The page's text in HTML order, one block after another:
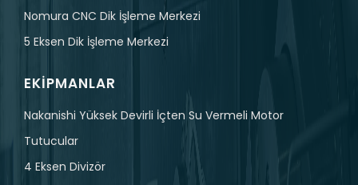
Nomura CNC Dik İşleme Merkezi
5 Eksen Dik İşleme Merkezi
EKIPMANLAR
Nakanishi Yüksek Devirli İçten Su Vermeli Motor
Tutucular
4 Eksen Divizör